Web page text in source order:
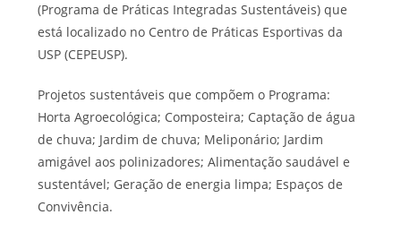
(Programa de Práticas Integradas Sustentáveis) que
está localizado no Centro de Práticas Esportivas da
USP (CEPEUSP).
Projetos sustentáveis que compõem o Programa:
Horta Agroecológica; Composteira; Captação de água
de chuva; Jardim de chuva; Meliponário; Jardim
amigável aos polinizadores; Alimentação saudável e
sustentável; Geração de energia limpa; Espaços de
Convivência.